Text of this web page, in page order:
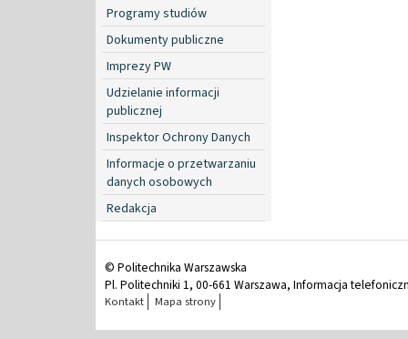
Programy studiów
Dokumenty publiczne
Imprezy PW
Udzielanie informacji
publicznej
Inspektor Ochrony Danych
Informacje o przetwarzaniu
danych osobowych
Redakcja
© Politechnika Warszawska
Pl. Politechniki 1, 00-661 Warszawa, Informacja
Kontakt Mapa strony